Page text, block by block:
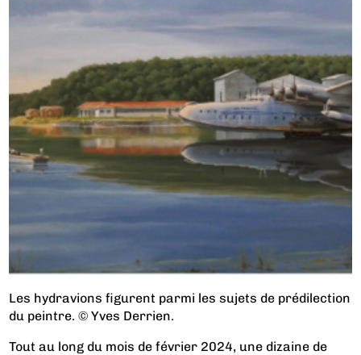
Les hydravions figurent parmi les sujets de prédilection
du peintre. © Yves Derrien.
Tout au long du mois de février 2024, une dizaine de